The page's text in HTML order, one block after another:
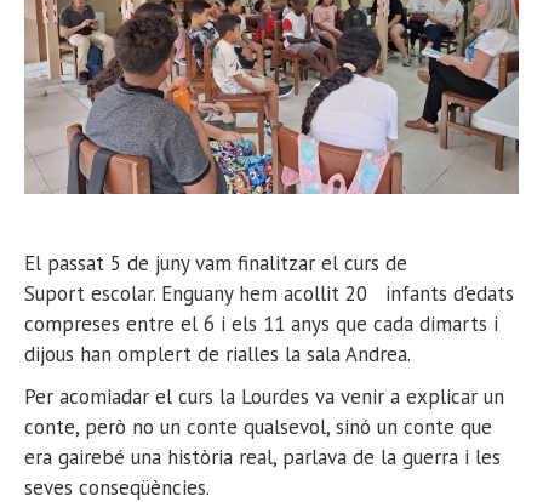
El passat 5 de juny vam finalitzar el curs de
Suport escolar. Enguany hem acollit 20 infants d’edats
compreses entre el 6 i els 11 anys que cada dimarts i
dijous han omplert de rialles la sala Andrea.
Per acomiadar el curs la Lourdes va venir a explicar un
conte, però no un conte qualsevol, sinó un conte que
era gairebé una història real, parlava de la guerra i les
seves conseqüències.